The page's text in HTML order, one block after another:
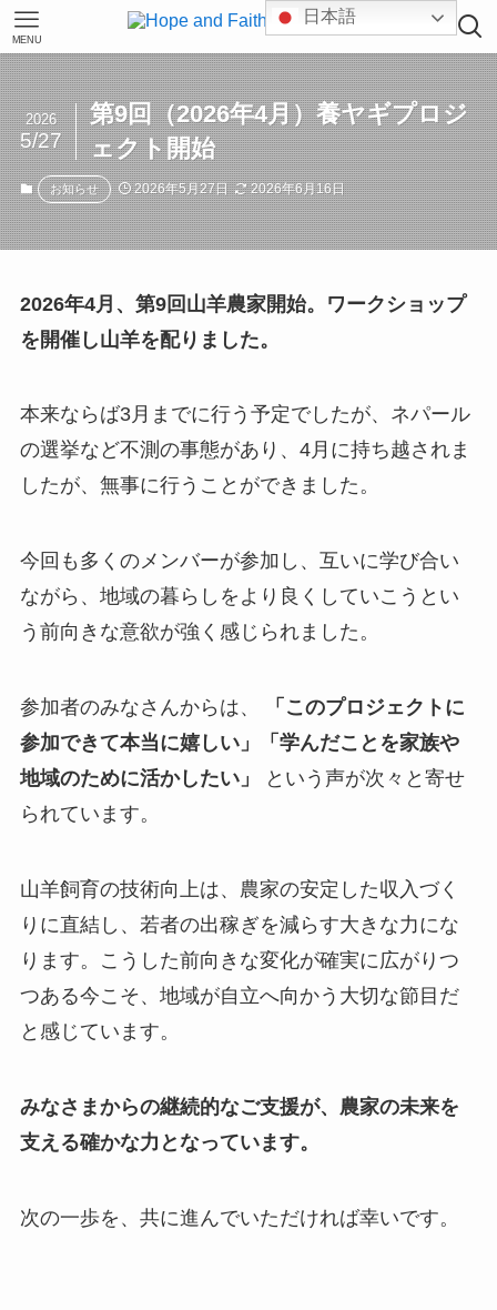
MENU
第9回（2026年4月）養ヤギプロジ
ェクト開始
2026
5/27
お知らせ 2026年5月27日 2026年6月16日
2026年4月、第9回山羊農家開始。ワークショップ
を開催し山羊を配りました。
本来ならば3月までに行う予定でしたが、ネパール
の選挙など不測の事態があり、4月に持ち越されま
したが、無事に行うことができました。
今回も多くのメンバーが参加し、互いに学び合い
ながら、地域の暮らしをより良くしていこうとい
う前向きな意欲が強く感じられました。
参加者のみなさんからは、
「このプロジェクトに
参加できて本当に嬉しい」「学んだことを家族や
地域のために活かしたい」
という声が次々と寄せ
られています。
山羊飼育の技術向上は、農家の安定した収入づく
りに直結し、若者の出稼ぎを減らす大きな力にな
ります。こうした前向きな変化が確実に広がりつ
つある今こそ、地域が自立へ向かう大切な節目だ
と感じています。
みなさまからの継続的なご支援が、農家の未来を
支える確かな力となっています。
次の一歩を、共に進んでいただければ幸いです。
日本語